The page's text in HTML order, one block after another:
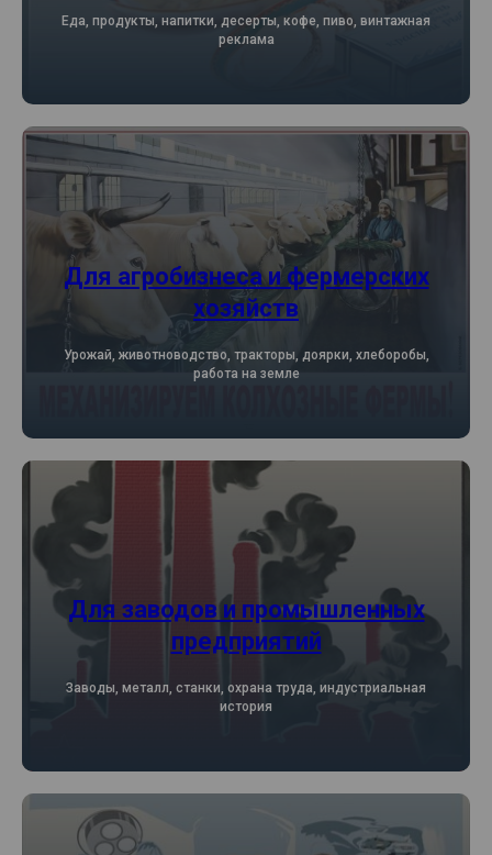
Еда, продукты, напитки, десерты, кофе, пиво, винтажная
реклама
Для агробизнеса и фермерских
хозяйств
Урожай, животноводство, тракторы, доярки, хлеборобы,
работа на земле
Для заводов и промышленных
предприятий
Заводы, металл, станки, охрана труда, индустриальная
история